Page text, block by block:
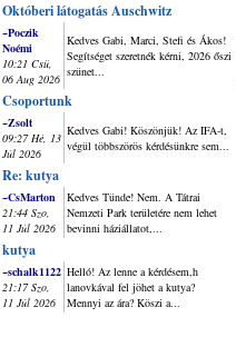
Októberi látogatás Auschwitz
~Poczik
Noémi
10:21 Csü,
06 Aug 2026
Kedves Gabi, Marci, Stefi és Ákos!
Segítséget szeretnék kérni, 2026 őszi
szünet...
Csoportunk
~Zsolt
09:27 Hé, 13
Júl 2026
Kedves Gabi! Köszönjük! Az IFA-t,
végül többszörös kérdésünkre sem...
Re: kutya
~CsMarton
21:44 Szo,
11 Júl 2026
Kedves Tünde! Nem. A Tátrai
Nemzeti Park területére nem lehet
bevinni háziállatot,...
kutya
~schalk1122
21:17 Szo,
11 Júl 2026
Helló! Az lenne a kérdésem,h
lanovkával fel jöhet a kutya?
Mennyi az ára? Köszi a...